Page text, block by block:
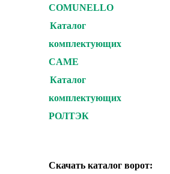
COMUNELLO
Каталог
комплектующих
CAME
Каталог
комплектующих
РОЛТЭК
Скачать каталог ворот: